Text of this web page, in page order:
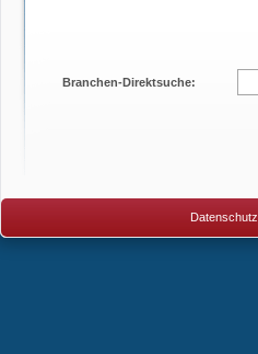
Branchen-Direktsuche:
Datenschutz